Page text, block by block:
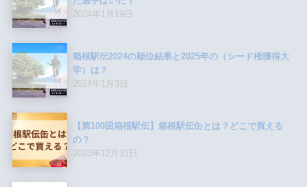
2024年1月19日
箱根駅伝2024の順位結果と2025年の（シード権獲得大
学）は？
2024年1月3日
【第100回箱根駅伝】箱根駅伝缶とは？どこで買える
の？
2023年12月31日